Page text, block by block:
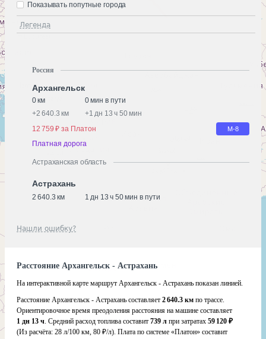
Легенда
Показывать попутные города
Россия
Архангельск
0 км
0 мин в пути
+2 640.3 км +1 дн 13 ч 50 мин
12 759 ₽ за Платон
М-8
Платная дорога
Астраханская область
Астрахань
2 640.3 км 1 дн 13 ч 50 мин в пути
Нашли ошибку?
Расстояние Архангельск - Астрахань
На интерактивной карте маршрут Архангельск - Астрахань показан линией.
Расстояние Архангельск - Астрахань составляет 2 640.3 км по трассе.
Ориентировочное время преодоления расстояния на машине составляет
1 дн 13 ч. Средний расход топлива составит 739 л при затратах 59 120 ₽
(Из расчёта: 28 л/100 км, 80 ₽/л). Плата по системе «Платон» составит